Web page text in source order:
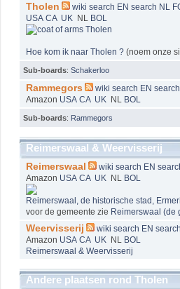
Tholen wiki search EN search NL
USA CA UK NL BOL
Hoe kom ik naar Tholen ? (noem onze
Sub-boards: Schakerloo
Rammegors wiki search EN search
Amazon USA CA UK NL BOL
Sub-boards: Rammegors
Reimerswaal & Weervisserij
Reimerswaal wiki search EN
Amazon USA CA UK NL BOL
Reimerswaal, de historische stad,
voor de gemeente zie Reimerswaal (de
Weervisserij wiki search EN
Amazon USA CA UK NL BOL
Reimerswaal & Weervisserij
Andere plaatsen rond Tholen